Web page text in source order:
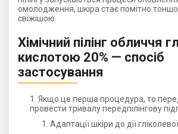
омолодження, шкіра стає помітно
свіжішою.
Хімічний пілінг обличчя
кислотою 20% — спосіб
застосування
Якщо це перша процедура, то
провести тривалу передпілінгову
Адаптації шкіри до дії